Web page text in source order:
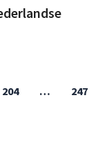
204 … 247